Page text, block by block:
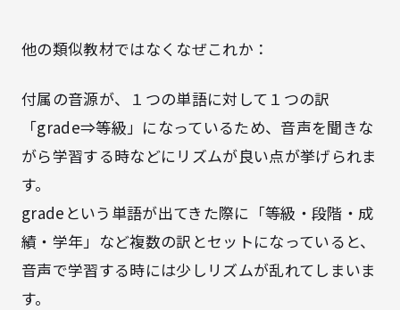
他の類似教材ではなくなぜこれか：
付属の音源が、１つの単語に対して１つの訳
「grade⇒等級」になっているため、音声を聞きな
がら学習する時などにリズムが良い点が挙げられま
す。
gradeという単語が出てきた際に「等級・段階・成
績・学年」など複数の訳とセットになっていると、
音声で学習する時には少しリズムが乱れてしまいま
す。